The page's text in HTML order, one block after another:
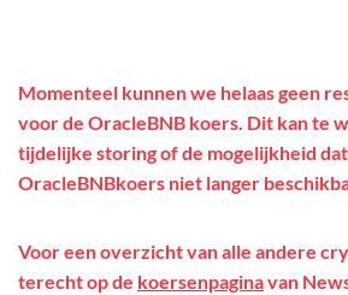
Momenteel kunnen we helaas geen
voor de OracleBNB koers. Dit kan te
tijdelijke storing of de mogelijkheid
OracleBNBkoers niet langer
Voor een overzicht van alle andere
terecht op de koersenpaginavan